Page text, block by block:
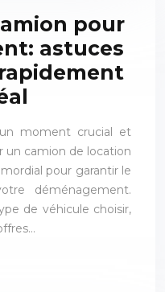
pour
astuces
moment crucial et
un camion de location
pour garantir le
déménagement.
de véhicule choisir,